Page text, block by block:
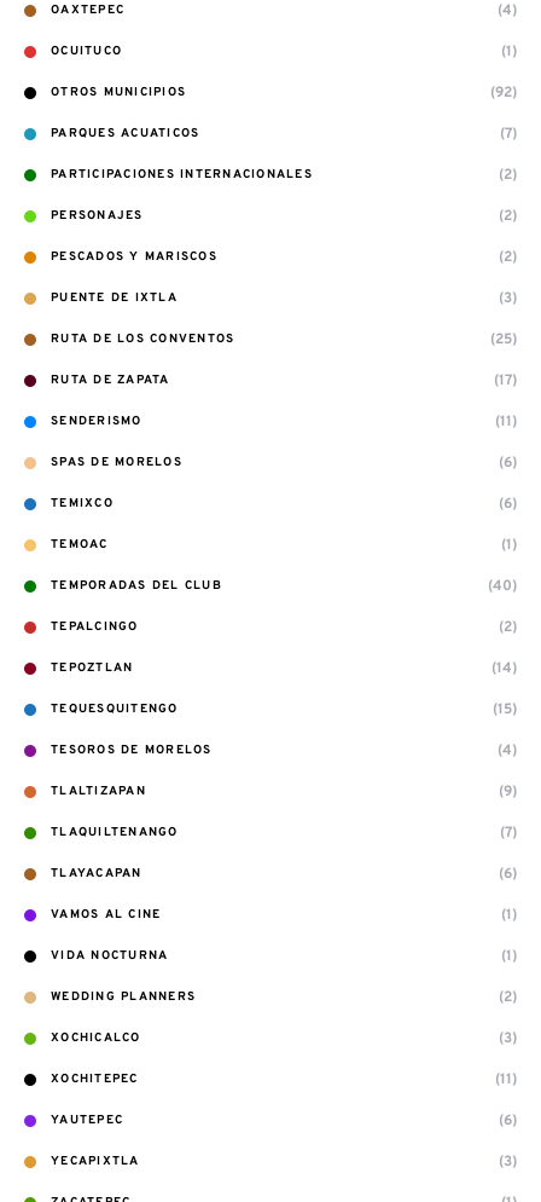
OAXTEPEC (4)
OCUITUCO (1)
OTROS MUNICIPIOS (92)
PARQUES ACUATICOS (7)
PARTICIPACIONES INTERNACIONALES (2)
PERSONAJES (2)
PESCADOS Y MARISCOS (2)
PUENTE DE IXTLA (3)
RUTA DE LOS CONVENTOS (25)
RUTA DE ZAPATA (17)
SENDERISMO (11)
SPAS DE MORELOS (6)
TEMIXCO (6)
TEMOAC (1)
TEMPORADAS DEL CLUB (40)
TEPALCINGO (2)
TEPOZTLAN (14)
TEQUESQUITENGO (15)
TESOROS DE MORELOS (4)
TLALTIZAPAN (9)
TLAQUILTENANGO (7)
TLAYACAPAN (6)
VAMOS AL CINE (1)
VIDA NOCTURNA (1)
WEDDING PLANNERS (2)
XOCHICALCO (3)
XOCHITEPEC (11)
YAUTEPEC (6)
YECAPIXTLA (3)